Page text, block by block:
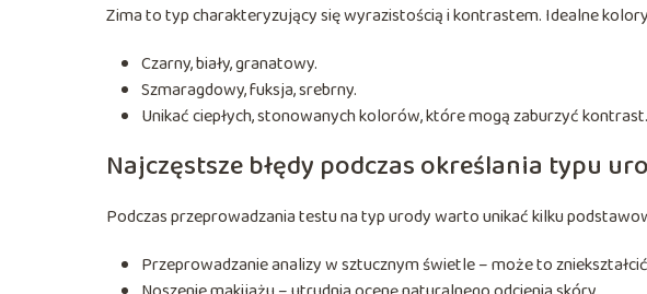
Zima to typ charakteryzujący się wyrazistością i kontrastem. Idealne
Czarny, biały, granatowy.
Szmaragdowy, fuksja, srebrny.
Unikać ciepłych, stonowanych kolorów, które mogą zaburzyć kontrast.
Najczęstsze błędy podczas określania typu
Podczas przeprowadzania testu na typ urody warto unikać kilku
Przeprowadzanie analizy w sztucznym świetle – może to